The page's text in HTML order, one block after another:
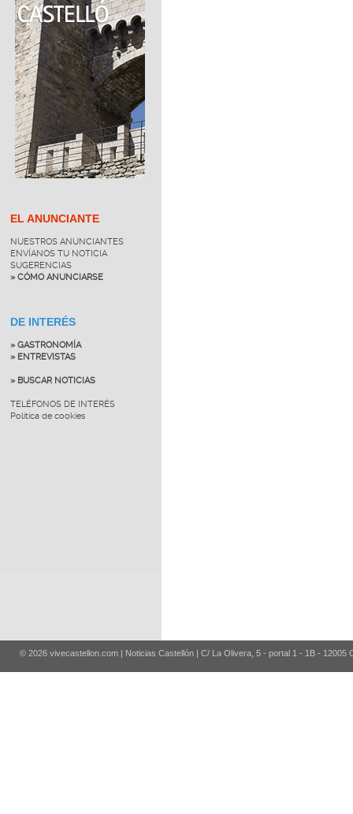
EL ANUNCIANTE
NUESTROS ANUNCIANTES
ENVÍANOS TU NOTICIA
SUGERENCIAS
» CÓMO ANUNCIARSE
DE INTERÉS
» GASTRONOMÍA
» ENTREVISTAS
» BUSCAR NOTICIAS
TELÉFONOS DE INTERÉS
Política de cookies
© 2026 vivecastellon.com | Noticias Castellón | C/ La Olivera, 5 - portal 1 - 1B - 12005